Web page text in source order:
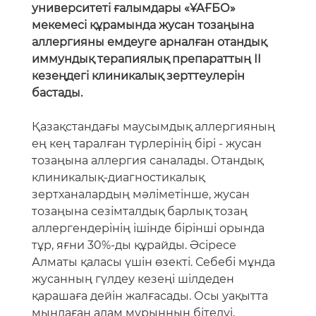
университеті ғалымдары «ҰАҒБО»
мекемесі құрамында жусан тозаңына
аллергияны емдеуге арналған отандық
иммундық терапиялық препараттың II
кезеңдегі клиникалық зерттеулерін
бастады.
Қазақстандағы маусымдық аллергияның
ең кең таралған түрлерінің бірі - жусан
тозаңына аллергия саналады. Отандық
клиникалық-диагностикалық
зертханалардың мәліметінше, жусан
тозаңына сезімталдық барлық тозаң
аллергендерінің ішінде бірінші орында
тұр, яғни 30%-ды құрайды. Әсіресе
Алматы қаласы үшін өзекті. Себебі мұнда
жусанның гүлдеу кезеңі шілдеден
қарашаға дейін жалғасады. Осы уақытта
мыңдаған адам мұрынның бітелуі,